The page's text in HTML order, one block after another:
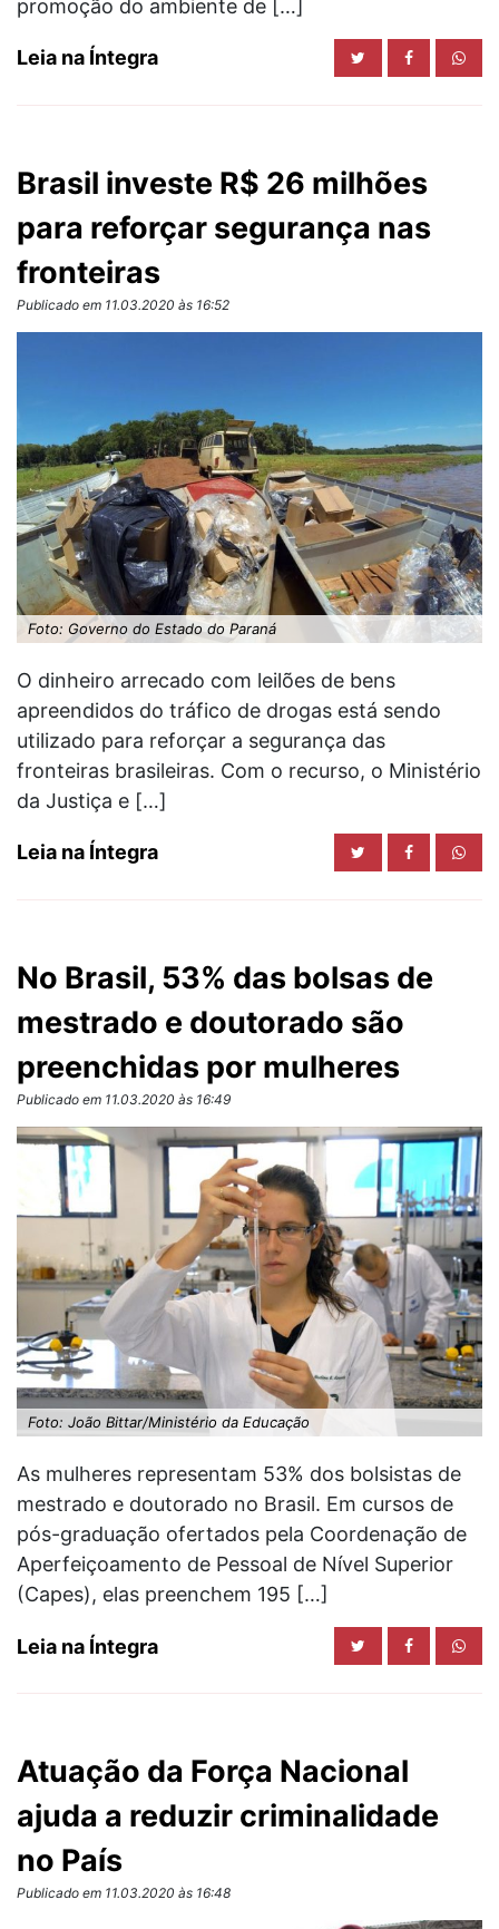
promoção do ambiente de […]
Leia na Íntegra
Brasil investe R$ 26 milhões
para reforçar segurança nas
fronteiras
Publicado em 11.03.2020 às 16:52
Foto: Governo do Estado do Paraná
O dinheiro arrecado com leilões de bens
apreendidos do tráfico de drogas está sendo
utilizado para reforçar a segurança das
fronteiras brasileiras. Com o recurso, o Ministério
da Justiça e […]
Leia na Íntegra
No Brasil, 53% das bolsas de
mestrado e doutorado são
preenchidas por mulheres
Publicado em 11.03.2020 às 16:49
Foto: João Bittar/Ministério da Educação
As mulheres representam 53% dos bolsistas de
mestrado e doutorado no Brasil. Em cursos de
pós-graduação ofertados pela Coordenação de
Aperfeiçoamento de Pessoal de Nível Superior
(Capes), elas preenchem 195 […]
Leia na Íntegra
Atuação da Força Nacional
ajuda a reduzir criminalidade
no País
Publicado em 11.03.2020 às 16:48